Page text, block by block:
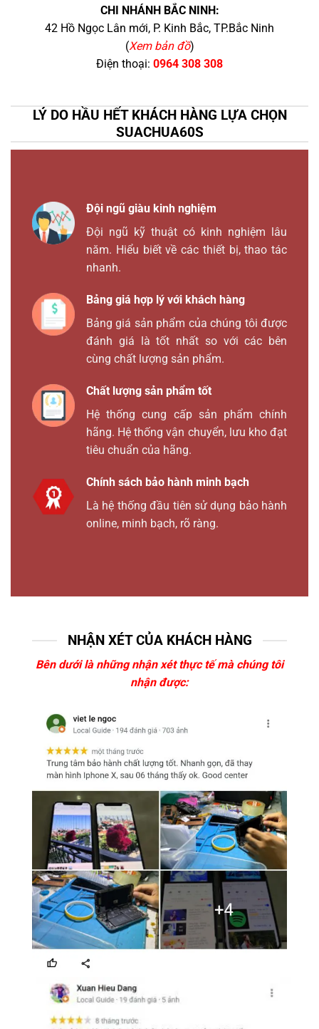
CHI NHÁNH BẮC NINH:
42 Hồ Ngọc Lân mới, P. Kinh Bắc, TP.Bắc Ninh
(Xem bản đồ)
Điện thoại: 0964 308 308
LÝ DO HẦU HẾT KHÁCH HÀNG LỰA CHỌN
SUACHUA60S
Đội ngũ giàu kinh nghiệm
Đội ngũ kỹ thuật có kinh nghiệm lâu
năm. Hiểu biết về các thiết bị, thao tác
nhanh.
Bảng giá hợp lý với khách hàng
Bảng giá sản phẩm của chúng tôi được
đánh giá là tốt nhất so với các bên
cùng chất lượng sản phẩm.
Chất lượng sản phẩm tốt
Hệ thống cung cấp sản phẩm chính
hãng. Hệ thống vận chuyển, lưu kho đạt
tiêu chuẩn của hãng.
Chính sách bảo hành minh bạch
Là hệ thống đầu tiên sử dụng bảo hành
online, minh bạch, rõ ràng.
NHẬN XÉT CỦA KHÁCH HÀNG
Bên dưới là những nhận xét thực tế mà chúng tôi
nhận được: